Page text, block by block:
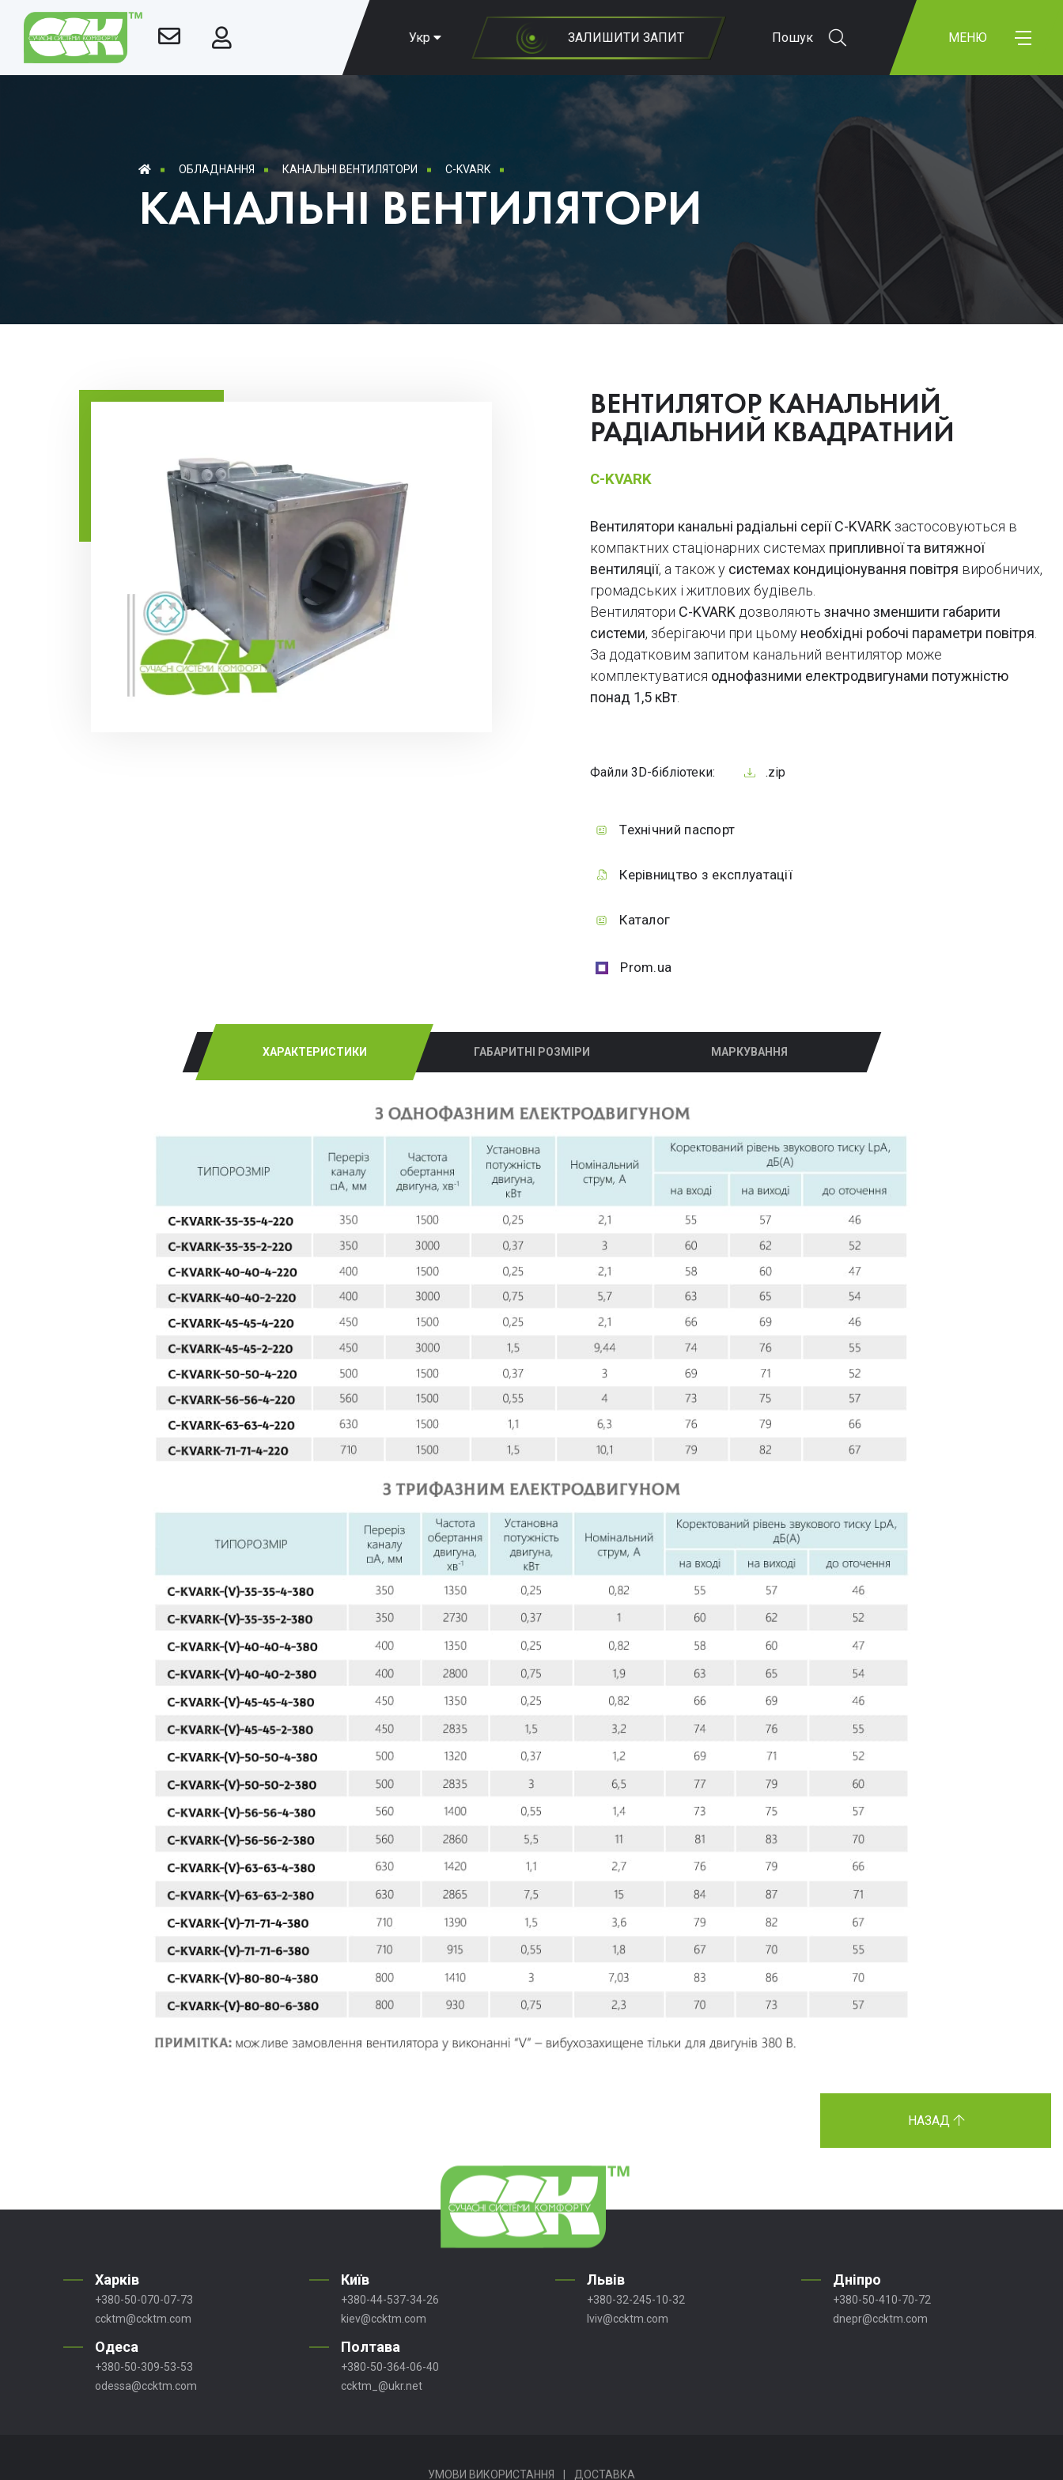
Укр ЗАЛИШИТИ ЗАПИТ Пошук МЕНЮ
ОБЛАДНАННЯ КАНАЛЬНІ ВЕНТИЛЯТОРИ C-KVARK
КАНАЛЬНІ ВЕНТИЛЯТОРИ
ВЕНТИЛЯТОР КАНАЛЬНИЙ
РАДІАЛЬНИЙ КВАДРАТНИЙ
C-KVARK
Вентилятори канальні радіальні серії C-KVARK застосовуються в
компактних стаціонарних системах припливної та витяжної
вентиляції, а також у системах кондиціонування повітря виробничих,
громадських і житлових будівель.
Вентилятори C-KVARK дозволяютьзначно зменшити габарити
системи, зберігаючи при цьому необхідні робочі параметри повітря
За додатковим запитом канальний вентилятор може
комплектуватися однофазними електродвигунами потужністю
понад 1,5 кВт
Файли 3D-бібліотеки: .zip
Технічний паспорт
Керівництво з експлуатації
Каталог
Prom.ua
ХАРАКТЕРИСТИКИ ГАБАРИТНІ РОЗМІРИ МАРКУВАННЯ
НАЗАД
Харків
+380-50-070-07-73
ccktm@ccktm.com
Київ
+380-44-537-34-26
kiev@ccktm.com
Львів
+380-32-245-10-32
lviv@ccktm.com
Дніпро
+380-50-410-70-72
dnepr@ccktm.com
Одеса
+380-50-309-53-53
odessa@ccktm.com
Полтава
+380-50-364-06-40
ccktm_@ukr.net
УМОВИ ВИКОРИСТАННЯ ДОСТАВКА